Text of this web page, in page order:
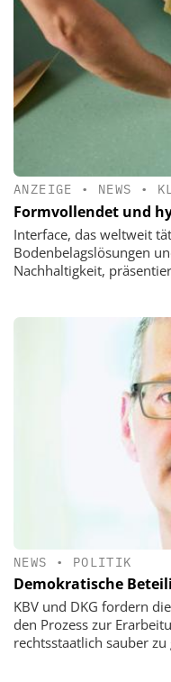
ANZEIGE • NEWS •
Formvollendet und
Interface, das weltweit
Bodenbelagslösungen
Nachhaltigkeit,
NEWS • POLITIK
Demokratische
KBV und DKG fordern
den Prozess zur
rechtsstaatlich sauber zu